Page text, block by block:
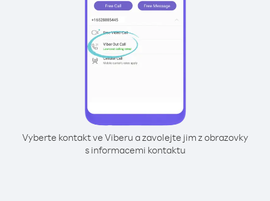
Vyberte kontakt ve Viberu a zavolejte jim z obrazovky
s informacemi kontaktu